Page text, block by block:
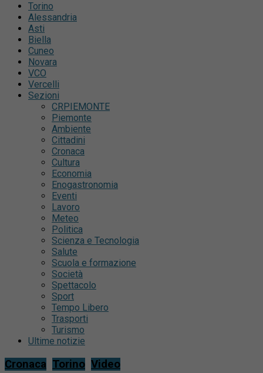
Torino
Alessandria
Asti
Biella
Cuneo
Novara
VCO
Vercelli
Sezioni
CRPIEMONTE
Piemonte
Ambiente
Cittadini
Cronaca
Cultura
Economia
Enogastronomia
Eventi
Lavoro
Meteo
Politica
Scienza e Tecnologia
Salute
Scuola e formazione
Società
Spettacolo
Sport
Tempo Libero
Trasporti
Turismo
Ultime notizie
Cronaca Torino Video